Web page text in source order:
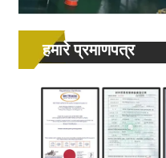
हमारे प्रमाणपत्र